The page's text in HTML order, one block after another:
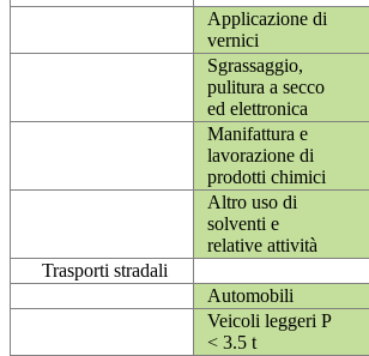
Applicazione di
vernici
Sgrassaggio,
pulitura a secco
ed elettronica
Manifattura e
lavorazione di
prodotti chimici
Altro uso di
solventi e
relative attività
Trasporti stradali
Automobili
Veicoli leggeri P
< 3.5 t